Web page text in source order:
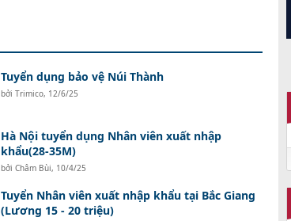
Tuyển dụng bảo vệ Núi Thành
bởi Trimico, 12/6/25
Hà Nội tuyển dụng Nhân viên xuất nhập
khẩu(28-35M)
bởi Châm Bùi, 10/4/25
Tuyển Nhân viên xuất nhập khẩu tại Bắc Giang
(Lương 15 - 20 triệu)